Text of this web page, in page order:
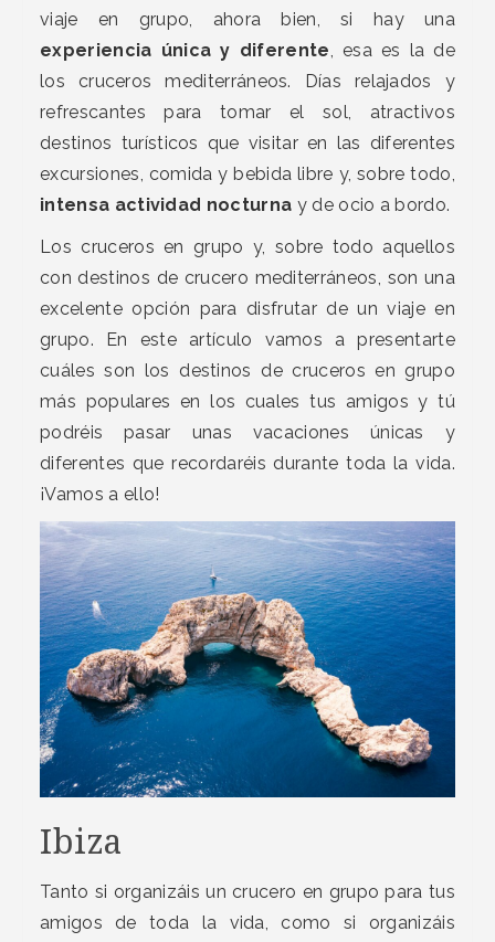
viaje en grupo, ahora bien, si hay una
experiencia única y diferente , esa es la de
los cruceros mediterráneos. Días relajados y
refrescantes para tomar el sol, atractivos
destinos turísticos que visitar en las diferentes
excursiones, comida y bebida libre y, sobre todo,
intensa actividad nocturna y de ocio a bordo.
Los cruceros en grupo y, sobre todo aquellos
con destinos de crucero mediterráneos, son una
excelente opción para disfrutar de un viaje en
grupo. En este artículo vamos a presentarte
cuáles son los destinos de cruceros en grupo
más populares en los cuales tus amigos y tú
podréis pasar unas vacaciones únicas y
diferentes que recordaréis durante toda la vida.
¡Vamos a ello!
Ibiza
Tanto si organizáis un crucero en grupo para tus
amigos de toda la vida, como si organizáis